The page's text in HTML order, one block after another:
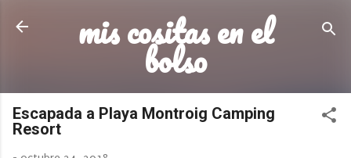
Ir al contenido principal
mis cositas en el
bolso
Escapada a Playa Montroig Camping
Resort